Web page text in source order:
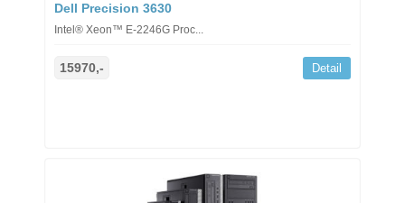
Dell Precision 3630
Intel® Xeon™ E-2246G Proc...
15970,- Detail